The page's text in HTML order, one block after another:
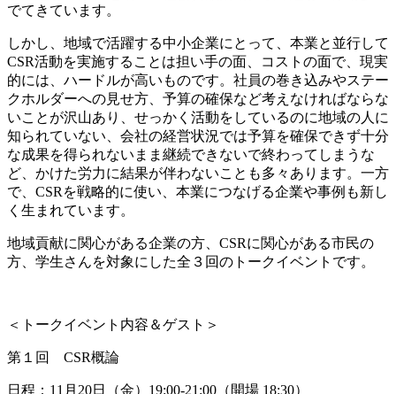
でてきています。
しかし、地域で活躍する中小企業にとって、本業と並行して
CSR活動を実施することは担い手の面、コストの面で、現実
的には、ハードルが高いものです。社員の巻き込みやステー
クホルダーへの見せ方、予算の確保など考えなければならな
いことが沢山あり、せっかく活動をしているのに地域の人に
知られていない、会社の経営状況では予算を確保できず十分
な成果を得られないまま継続できないで終わってしまうな
ど、かけた労力に結果が伴わないことも多々あります。一方
で、CSRを戦略的に使い、本業につなげる企業や事例も新し
く生まれています。
地域貢献に関心がある企業の方、CSRに関心がある市民の
方、学生さんを対象にした全３回のトークイベントです。
＜トークイベント内容＆ゲスト＞
第１回 CSR概論
日程：11月20日（金）19:00-21:00（開場 18:30）